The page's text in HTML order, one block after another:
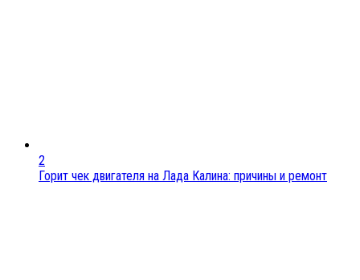
2
Горит чек двигателя на Лада Калина: причины и ремонт